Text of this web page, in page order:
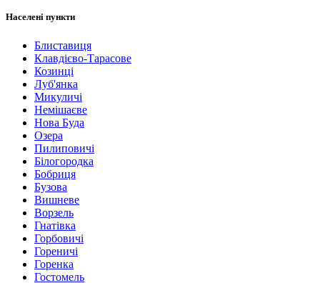
Населені пункти
Блиставиця
Клавдієво-Тарасове
Козинці
Луб'янка
Микуличі
Немішаєве
Нова Буда
Озера
Пилиповичі
Білогородка
Бобриця
Бузова
Вишневе
Ворзель
Гнатівка
Горбовичі
Гореничі
Горенка
Гостомель